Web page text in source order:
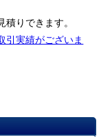
りできます。
引実績がございま